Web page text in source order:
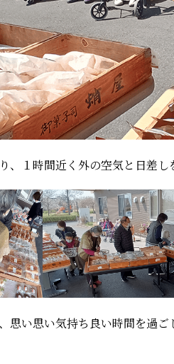
、１時間近く外の空気と日差し
思い思い気持ち良い時間を過ご